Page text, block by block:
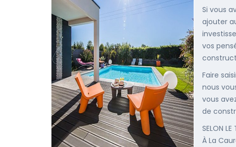
Si vous
ajouter
vos
Faire
nous
vous
de
SELON LE
À La